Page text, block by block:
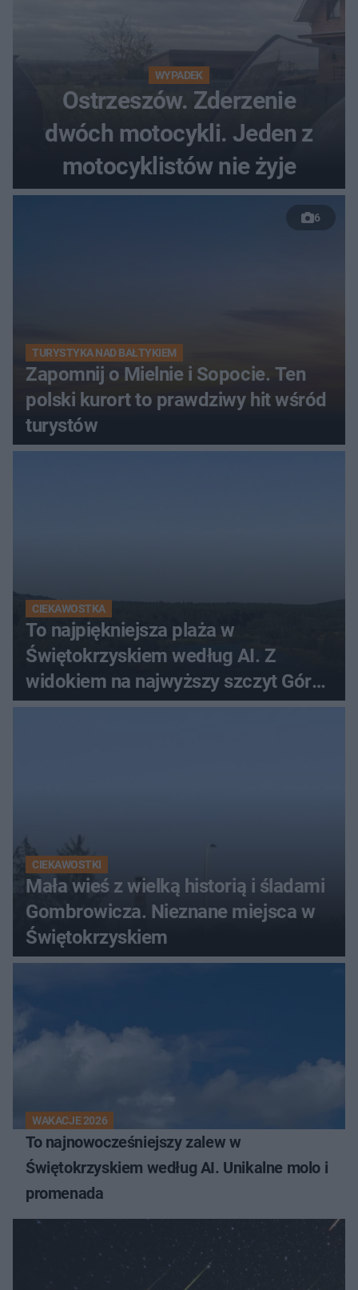
WYPADEK
Ostrzeszów. Zderzenie
dwóch motocykli. Jeden z
motocyklistów nie żyje
6
TURYSTYKA NAD BAŁTYKIEM
Zapomnij o Mielnie i Sopocie. Ten
polski kurort to prawdziwy hit wśród
turystów
CIEKAWOSTKA
To najpiękniejsza plaża w
Świętokrzyskiem według AI. Z
widokiem na najwyższy szczyt Gór
Świętokrzyskich
CIEKAWOSTKI
Mała wieś z wielką historią i śladami
Gombrowicza. Nieznane miejsca w
Świętokrzyskiem
WAKACJE 2026
To najnowocześniejszy zalew w
Świętokrzyskiem według AI. Unikalne molo i
promenada